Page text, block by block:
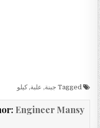
Tagged جبنة, علبة,كيلو
Engineer Mansy